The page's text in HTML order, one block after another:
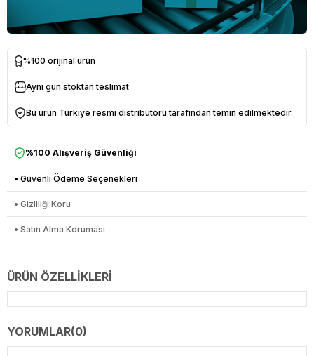
%100 orijinal ürün
Aynı gün stoktan teslimat
Bu ürün Türkiye resmi distribütörü tarafından temin edilmektedir.
%100 Alışveriş Güvenliği
• Güvenli Ödeme Seçenekleri
• Gizliliği Koru
• Satın Alma Koruması
ÜRÜN ÖZELLIKLERI
YORUMLAR(0)